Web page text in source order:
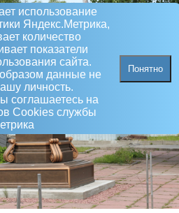
использование
Яндекс.Метрика,
количество
показатели
сайта.
данные не
личность.
соглашаетесь на
Сookies службы
Понятно